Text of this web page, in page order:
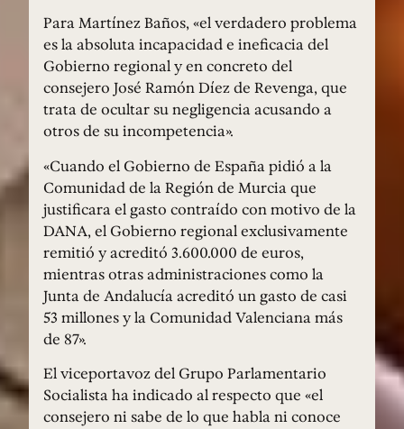
Para Martínez Baños, «el verdadero problema
es la absoluta incapacidad e ineficacia del
Gobierno regional y en concreto del
consejero José Ramón Díez de Revenga, que
trata de ocultar su negligencia acusando a
otros de su incompetencia».
«Cuando el Gobierno de España pidió a la
Comunidad de la Región de Murcia que
justificara el gasto contraído con motivo de la
DANA, el Gobierno regional exclusivamente
remitió y acreditó 3.600.000 de euros,
mientras otras administraciones como la
Junta de Andalucía acreditó un gasto de casi
53 millones y la Comunidad Valenciana más
de 87».
El viceportavoz del Grupo Parlamentario
Socialista ha indicado al respecto que «el
consejero ni sabe de lo que habla ni conoce